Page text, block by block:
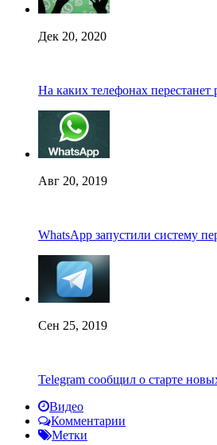
Дек 20, 2020
На каких телефонах перестанет
Авг 20, 2019
WhatsApp запустили систему
Сен 25, 2019
Telegram сообщил о старте
Видео
Комментарии
Метки